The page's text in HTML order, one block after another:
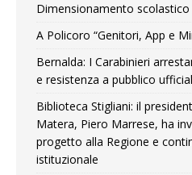
Dimensionamento scolastico
A Policoro “Genitori, App e
Bernalda: I Carabinieri
e resistenza a pubblico
Biblioteca Stigliani: il
Matera, Piero Marrese, ha
progetto alla Regione e
istituzionale